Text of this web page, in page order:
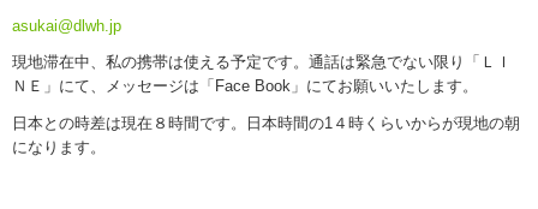
asukai@dlwh.jp
現地滞在中、私の携帯は使える予定です。通話は緊急でない限り「ＬＩ
ＮＥ」にて、メッセージは「Face Book」にてお願いいたします。
日本との時差は現在８時間です。日本時間の1４時くらいからが現地の朝
になります。